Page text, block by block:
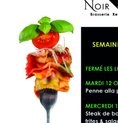
A
N
C
Brasserie-Restaurant-Pizzeria